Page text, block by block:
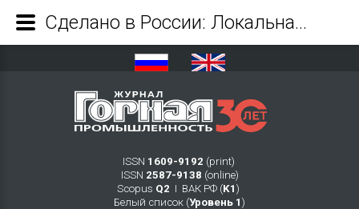
ISSN 1609-9192 (print)
ISSN 2587-9138 (online)
Scopus Q2 Ι ВАК РФ (K1 )
Белый список (Уровень 1 )
Сделано в России: Локальная продукция ESAB на выставке Weldex - Журнал Горная промышленность